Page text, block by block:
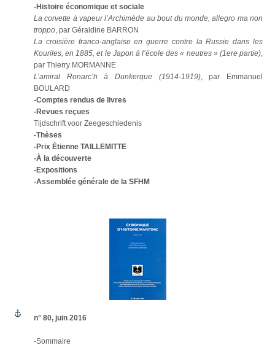
-Histoire économique et sociale
La corvette à vapeur l’Archimède au bout du monde, allegro ma non
troppo, par Géraldine BARRON
La croisière franco-anglaise en guerre contre la Russie dans les
Kouriles, en 1885, et le Japon à l’école des « neutres » (1ere partie),
par Thierry MORMANNE
L’amiral Ronarc’h à Dunkerque (1914-1919), par Emmanuel
BOULARD
-Comptes rendus de livres
-Revues reçues
Tijdschrift voor Zeegeschiedenis
-Thèses
-Prix Étienne TAILLEMITTE
-À la découverte
-Expositions
-Assemblée générale de la SFHM
n° 80, juin 2016
-Sommaire